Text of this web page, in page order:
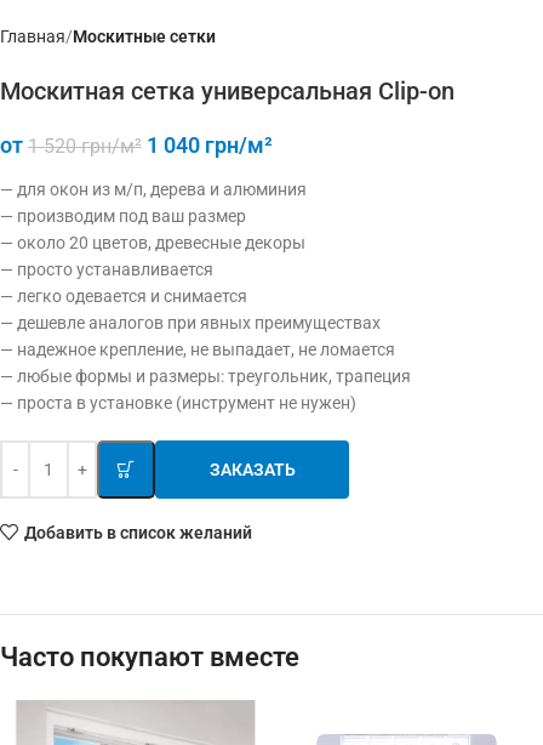
Главная Москитные сетки
Москитная сетка универсальная Clip-on
от 1 520грн/м² 1 040 грн/м²
— для окон из м/п, дерева и алюминия
— производим под ваш размер
— около 20 цветов, древесные декоры
— просто устанавливается
— легко одевается и снимается
— дешевле аналогов при явных преимуществах
— надежное крепление, не выпадает, не ломается
— любые формы и размеры: треугольник, трапеция
— проста в установке (инструмент не нужен)
ЗАКАЗАТЬ
Добавить в список желаний
Часто покупают вместе